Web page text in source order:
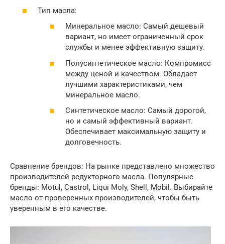
Тип масла:
Минеральное масло: Самый дешевый
вариант, но имеет ограниченный срок
службы и менее эффективную защиту.
Полусинтетическое масло: Компромисс
между ценой и качеством. Обладает
лучшими характеристиками, чем
минеральное масло.
Синтетическое масло: Самый дорогой,
но и самый эффективный вариант.
Обеспечивает максимальную защиту и
долговечность.
Сравнение брендов: На рынке представлено множество
производителей редукторного масла. Популярные
бренды: Motul, Castrol, Liqui Moly, Shell, Mobil. Выбирайте
масло от проверенных производителей, чтобы быть
уверенным в его качестве.